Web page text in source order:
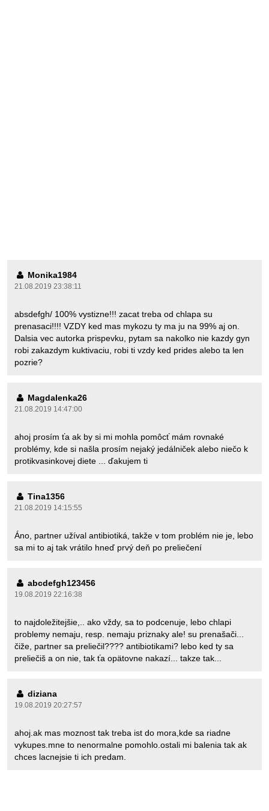
Monika1984
21.08.2019 23:38:11
absdefgh/ 100% vystizne!!! zacat treba od chlapa su
prenasaci!!!! VZDY ked mas mykozu ty ma ju na 99% aj on.
Dalsia vec autorka prispevku, pytam sa nakolko nie kazdy gyn
robi zakazdym kuktivaciu, robi ti vzdy ked prides alebo ta len
pozrie?
Magdalenka26
21.08.2019 14:47:00
ahoj prosím ťa ak by si mi mohla pomôcť mám rovnaké
problémy, kde si našla prosím nejaký jedálniček alebo niečo k
protikvasinkovej diete ... ďakujem ti
Tina1356
21.08.2019 14:15:55
Áno, partner užíval antibiotiká, takže v tom problém nie je, lebo
sa mi to aj tak vrátilo hneď prvý deň po preliečení
abcdefgh123456
19.08.2019 22:16:38
to najdoležitejšie,.. ako vždy, sa to podcenuje, lebo chlapi
problemy nemaju, resp. nemaju priznaky ale! su prenašači...
čiže, partner sa preliečil???? antibiotikami? lebo ked ty sa
preliečiš a on nie, tak ťa opätovne nakazí... takze tak...
diziana
19.08.2019 20:27:57
ahoj.ak mas moznost tak treba ist do mora,kde sa riadne
vykupes.mne to nenormalne pomohlo.ostali mi balenia tak ak
chces lacnejsie ti ich predam.